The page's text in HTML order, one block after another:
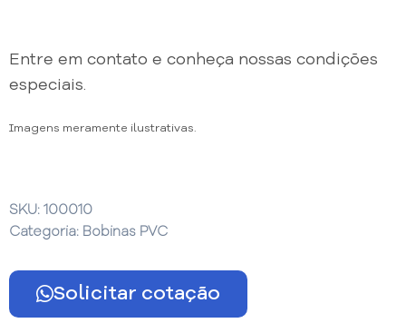
Entre em contato e conheça nossas condições
especiais.
Imagens meramente ilustrativas.
SKU: 100010
Categoria: Bobinas PVC
Solicitar cotação